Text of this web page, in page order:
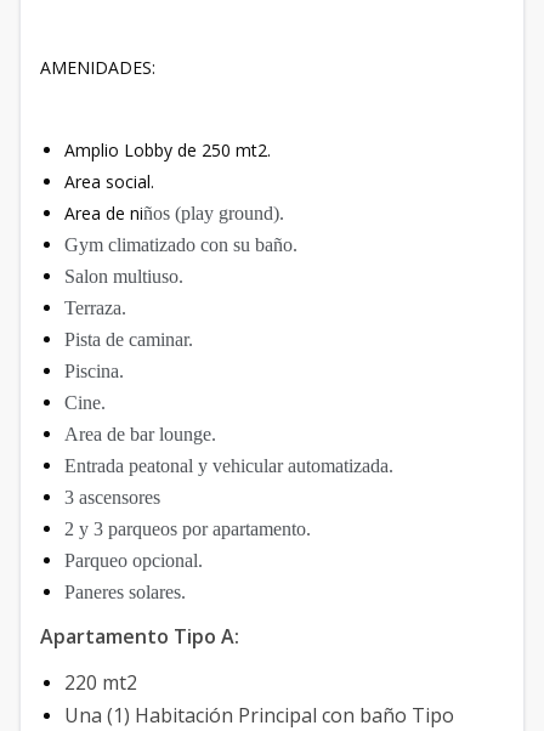
AMENIDADES:
Amplio Lobby de 250 mt2.
Area social.
Area de niños (play ground).
Gym climatizado con su baño.
Salon multiuso.
Terraza.
Pista de caminar.
Piscina.
Cine.
Area de bar lounge.
Entrada peatonal y vehicular automatizada.
3 ascensores
2 y 3 parqueos por apartamento.
Parqueo opcional.
Paneres solares.
Apartamento Tipo A:
220 mt2
Una (1) Habitación Principal con baño Tipo